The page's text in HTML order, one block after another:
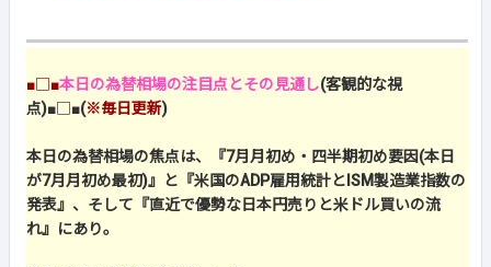
■□■本日の為替相場の注目点とその見通し(客観的な視
点)■□■(※毎日更新)
本日の為替相場の焦点は、『7月月初め・四半期初め要因(本日
が7月月初め最初)』と『米国のADP雇用統計とISM製造業指数の
発表』、そして『直近で優勢な日本円売りと米ドル買いの流
れ』にあり。